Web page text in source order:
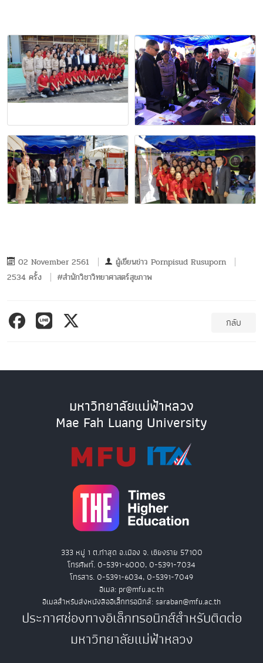
02 November 2561 ผู้เขียนข่าว Pornpisud Rusuporn
2534 ครั้ง
#สำนักวิชาวิทยาศาสตร์สุขภาพ
กลับ
มหาวิทยาลัยแม่ฟ้าหลวง
Mae Fah Luang University
333 หมู่ 1 ต.ท่าสุด อ.เมือง จ. เชียงราย 57100
โทรศัพท์. 0-5391-6000, 0-5391-7034
โทรสาร. 0-5391-6034, 0-5391-7049
อีเมล: pr@mfu.ac.th
อีเมลสำหรับส่งหนังสืออิเล็กทรอนิกส์: saraban@mfu.ac.th
ประกาศช่องทางอิเล็กทรอนิกส์สำหรับติดต่อ
มหาวิทยาลัยแม่ฟ้าหลวง